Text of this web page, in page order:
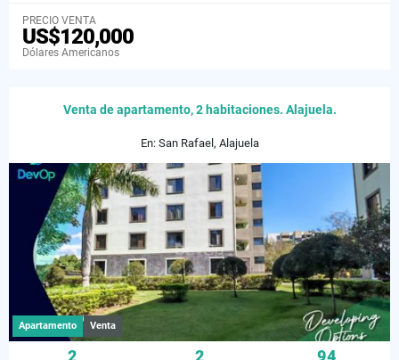
PRECIO VENTA
US$120,000
Dólares Americanos
Venta de apartamento, 2 habitaciones. Alajuela.
En: San Rafael, Alajuela
Apartamento Venta
2 2 94